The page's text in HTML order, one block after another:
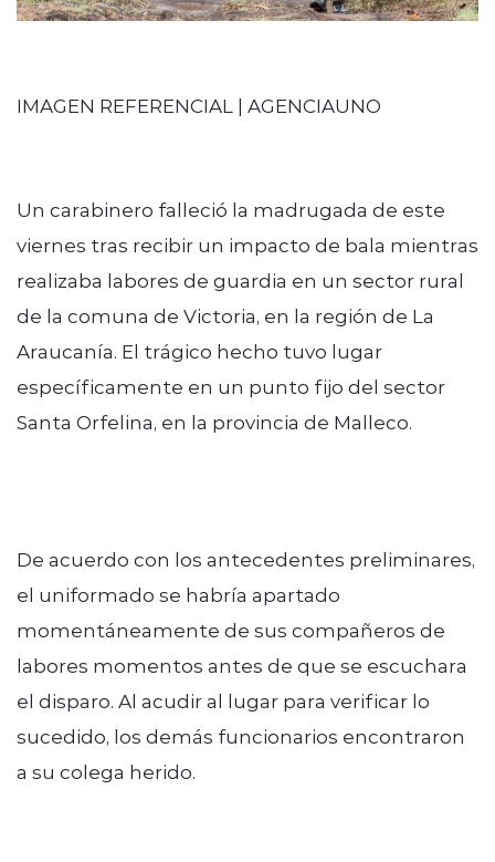
IMAGEN REFERENCIAL | AGENCIAUNO
Un carabinero falleció la madrugada de este
viernes tras recibir un impacto de bala mientras
realizaba labores de guardia en un sector rural
de la comuna de Victoria, en la región de La
Araucanía. El trágico hecho tuvo lugar
específicamente en un punto fijo del sector
Santa Orfelina, en la provincia de Malleco.
De acuerdo con los antecedentes preliminares,
el uniformado se habría apartado
momentáneamente de sus compañeros de
labores momentos antes de que se escuchara
el disparo. Al acudir al lugar para verificar lo
sucedido, los demás funcionarios encontraron
a su colega herido.